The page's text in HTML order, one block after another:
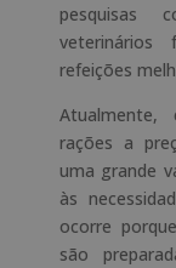
pesquisas
refeições
Atualmente,
rações a
uma grande
às
ocorre
são